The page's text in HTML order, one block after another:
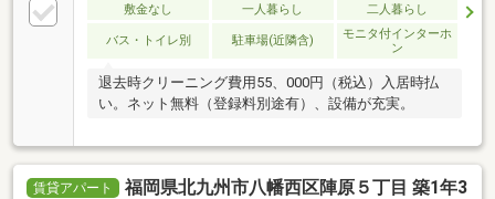
敷金なし 一人暮らし 二人暮らし
バス・トイレ別 駐車場(近隣含)
モニタ付インターホ
ン
退去時クリーニング費用55、000円（税込）入居時払
い。ネット無料（登録料別途有）、設備が充実。
賃貸アパート
福岡県北九州市八幡西区陣原５丁目 築1年3